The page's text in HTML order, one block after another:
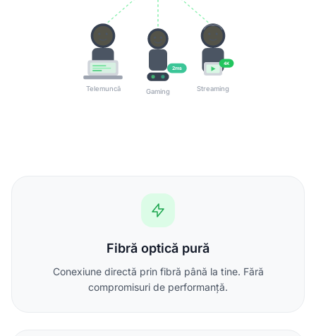
Telemuncă
2ms
Gaming
4K
Streaming
Fibră optică pură
Conexiune directă prin fibră până la tine. Fără
compromisuri de performanță.